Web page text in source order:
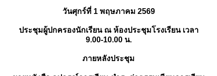
วันศุกร์ที่ 1 พฤษภาคม 2569
ประชุมผู้ปกครองนักเรียน ณ ห้องประชุมโรงเรียน เวลา
9.00-10.00 น.
ภายหลังประชุม